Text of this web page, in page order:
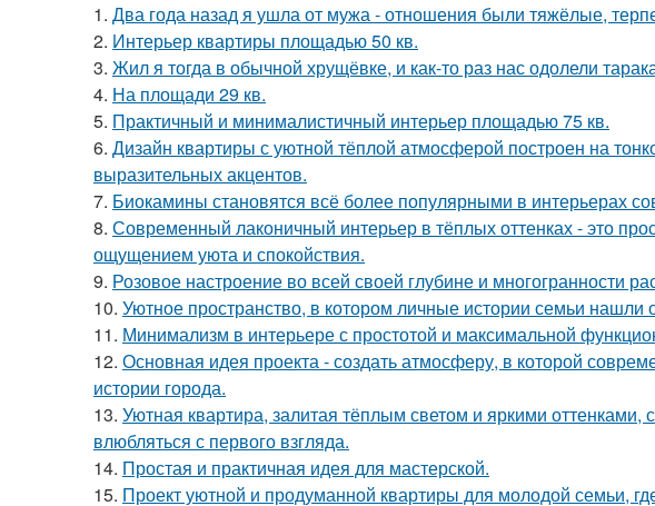
1. Два года назад я ушла от мужа - отношения были тяжёлые,
2. Интерьер квартиры площадью 50 кв.
3. Жил я тогда в обычной хрущёвке, и как-то раз нас одолели
4. На площади 29 кв.
5. Практичный и минималистичный интерьер площадью 75 кв.
6. Дизайн квартиры с уютной тёплой атмосферой построен на
выразительных акцентов.
7. Биокамины становятся всё более популярными в интерьерах
8. Современный лаконичный интерьер в тёплых оттенках - это
ощущением уюта и спокойствия.
9. Розовое настроение во всей своей глубине и многогранности
10. Уютное пространство, в котором личные истории семьи нашли
11. Минимализм в интерьере с простотой и максимальной
12. Основная идея проекта - создать атмосферу, в которой
истории города.
13. Уютная квартира, залитая тёплым светом и яркими оттенками,
влюбляться с первого взгляда.
14. Простая и практичная идея для мастерской.
15. Проект уютной и продуманной квартиры для молодой семьи,